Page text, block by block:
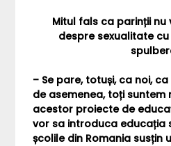
Mitul fals ca parinții
despre sexualitate
– Se pare, totuși, ca noi,
de asemenea, toți suntem
acestor proiecte de
vor sa introduca educația
școlile din Romania susțin